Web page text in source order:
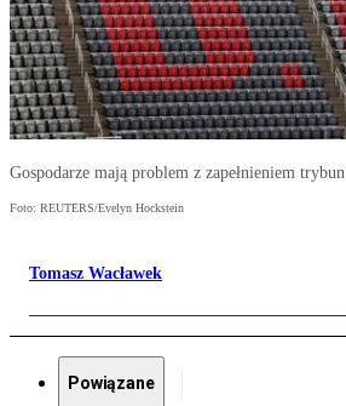
Gospodarze mają problem z zapełnieniem trybun
Foto: REUTERS/Evelyn Hockstein
Tomasz Wacławek
Powiązane